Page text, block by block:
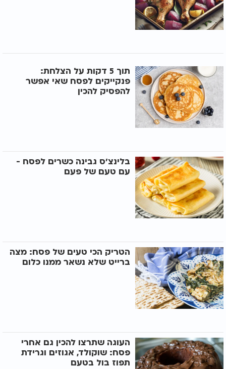
תוך 5 דקות על הצלחת:
פנקייקים לפסח שאי אפשר
להפסיק להכין
בלינצ'ס גבינה כשרים לפסח -
עם טעם של פעם
הטריק הכי טעים של פסח: מצה
ברייט שלא נשאר ממנו כלום
העוגה שתרצו להכין גם אחרי
פסח: שוקולד, אגוזים וגרידת
תפוז בול בטעם